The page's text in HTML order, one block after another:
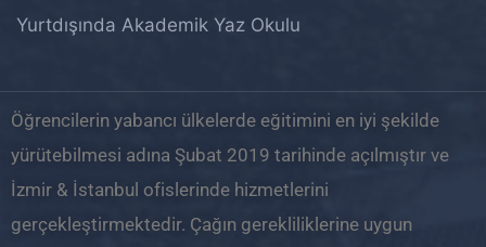
Yurtdışında Akademik Yaz Okulu
Öğrencilerin yabancı ülkelerde eğitimini en iyi şekilde
yürütebilmesi adına Şubat 2019 tarihinde açılmıştır ve
İzmir & İstanbul ofislerinde hizmetlerini
gerçekleştirmektedir. Çağın gerekliliklerine uygun